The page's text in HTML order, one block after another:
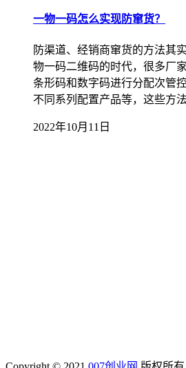
一物一码怎么实现防窜货？
防渠道、经销商窜货的方法其
物一码二维码的时代，很多厂
条形码和数字码进行分配次管
不同系列配置产品等，这些方
2022年10月11日